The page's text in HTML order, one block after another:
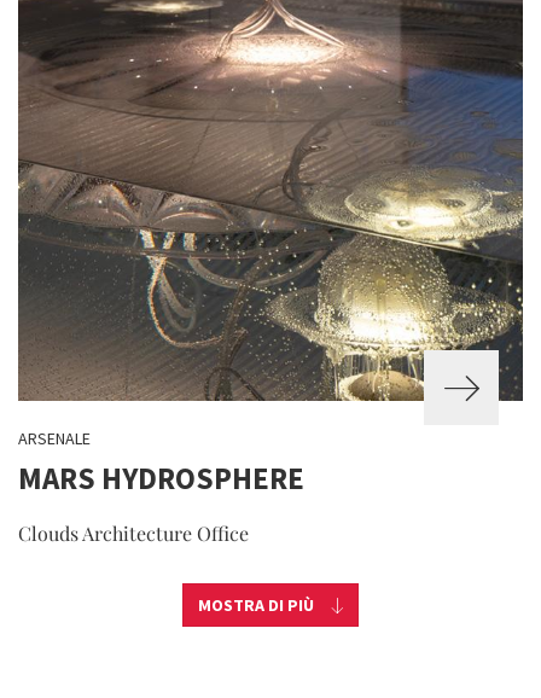
ARSENALE
MARS HYDROSPHERE
Clouds Architecture Office
MOSTRA DI PIÙ